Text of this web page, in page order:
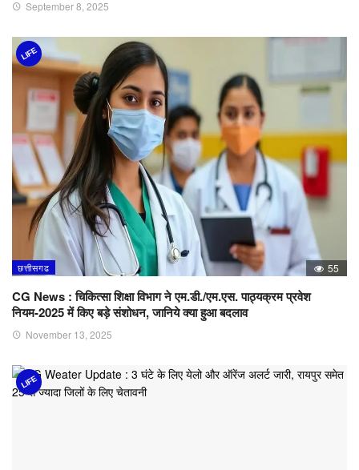
September 8, 2025
LIFE
छत्तीसगढ 55
CG News : चिकित्सा शिक्षा विभाग ने एम.डी./एम.एस. पाठ्यक्रम प्रवेश
नियम-2025 में किए बड़े संशोधन, जानिये क्या हुआ बदलाव
November 13, 2025
LIFE